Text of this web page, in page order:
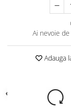
Ai nevoie
Adauga